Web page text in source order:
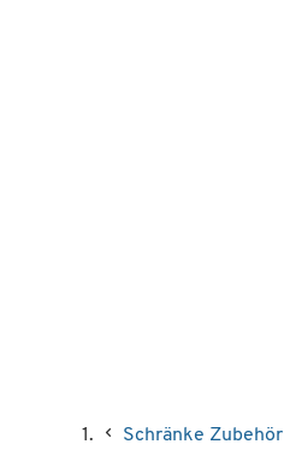
Schränke Zubehör